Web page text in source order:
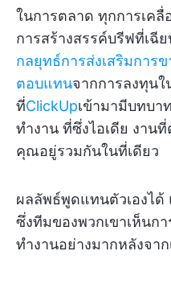
ในการตลาด ทุกการเค
การสร้างสรรค์บรีฟที่เฉี
กลยุทธ์การส่งเสริมการ
ตอบแทนจากการลงทุน
ที่ClickUpเข้ามามีบทบา
ทำงาน ที่ซึ่งไอเดีย งาน
คุณอยู่รวมกันในที่เดียว
ผลลัพธ์พูดแทนตัวเองได้
ซึ่งทีมของพวกเขาเห็นก
ทำงานอย่างมากหลังจา